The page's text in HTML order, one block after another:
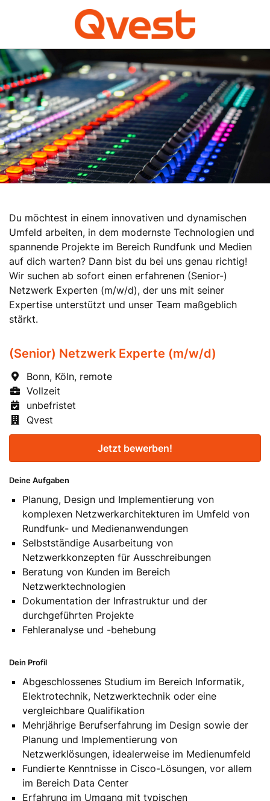
(Senior) Netzwerk Experte (m/w/d)
Bonn, Köln, remote
Vollzeit
unbefristet
Qvest
Jetzt bewerben!
Du möchtest in einem innovativen und dynamischen
Umfeld arbeiten, in dem modernste Technologien und
spannende Projekte im Bereich Rundfunk und Medien
auf dich warten? Dann bist du bei uns genau richtig!
Wir suchen ab sofort einen erfahrenen (Senior-)
Netzwerk Experten (m/w/d), der uns mit seiner
Expertise unterstützt und unser Team maßgeblich
stärkt.
Deine Aufgaben
Planung, Design und Implementierung von
komplexen Netzwerkarchitekturen im Umfeld von
Rundfunk- und Medienanwendungen
Selbstständige Ausarbeitung von
Netzwerkkonzepten für Ausschreibungen
Beratung von Kunden im Bereich
Netzwerktechnologien
Dokumentation der Infrastruktur und der
durchgeführten Projekte
Fehleranalyse und -behebung
Dein Profil
Abgeschlossenes Studium im Bereich Informatik,
Elektrotechnik, Netzwerktechnik oder eine
vergleichbare Qualifikation
Mehrjährige Berufserfahrung im Design sowie der
Planung und Implementierung von
Netzwerklösungen, idealerweise im Medienumfeld
Fundierte Kenntnisse in Cisco-Lösungen, vor allem
im Bereich Data Center
Erfahrung im Umgang mit typischen